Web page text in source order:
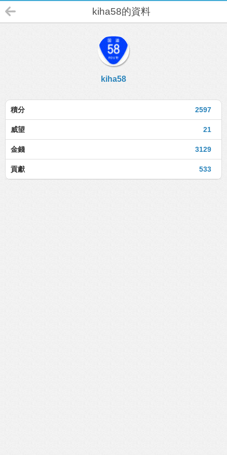
kiha58的資料
kiha58
2597
積分
21
威望
3129
金錢
533
貢獻